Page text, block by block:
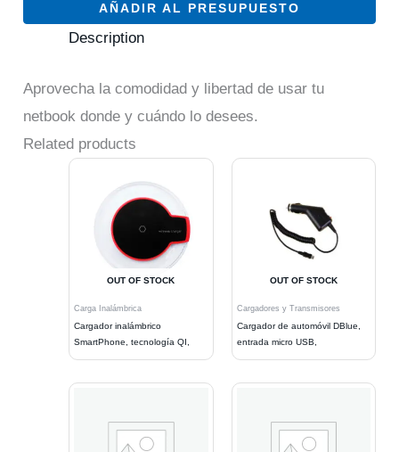
AÑADIR AL PRESUPUESTO
Description
Aprovecha la comodidad y libertad de usar tu
netbook donde y cuándo lo desees.
Related products
OUT OF STOCK
Carga Inalámbrica
Cargador inalámbrico
SmartPhone, tecnología QI,
OUT OF STOCK
Cargadores y Transmisores
Cargador de automóvil DBlue,
entrada micro USB,